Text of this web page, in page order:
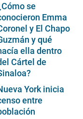
se
Emma
y El Chapo
y qué
ella dentro
Cártel de
York inicia
entre